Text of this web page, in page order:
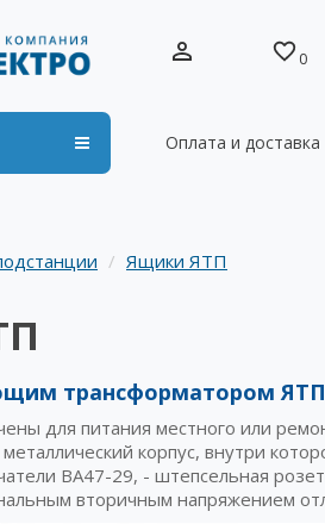
0
Оплата и доставка
Ящики ЯТП
трансформатором ЯТП
для питания местного или
корпус, внутри
ВА47-29, - штепсельная
вторичным напряжением